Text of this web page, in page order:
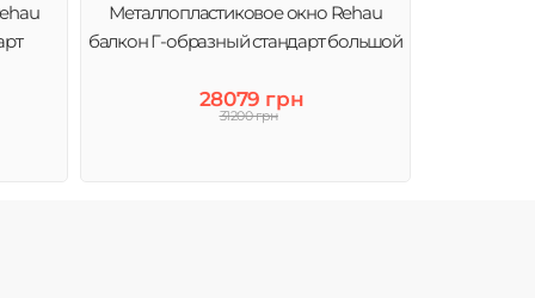
Металлопластиковое окно Rehau
балкон Г-образный стандарт большой
28079 грн
31200 грн